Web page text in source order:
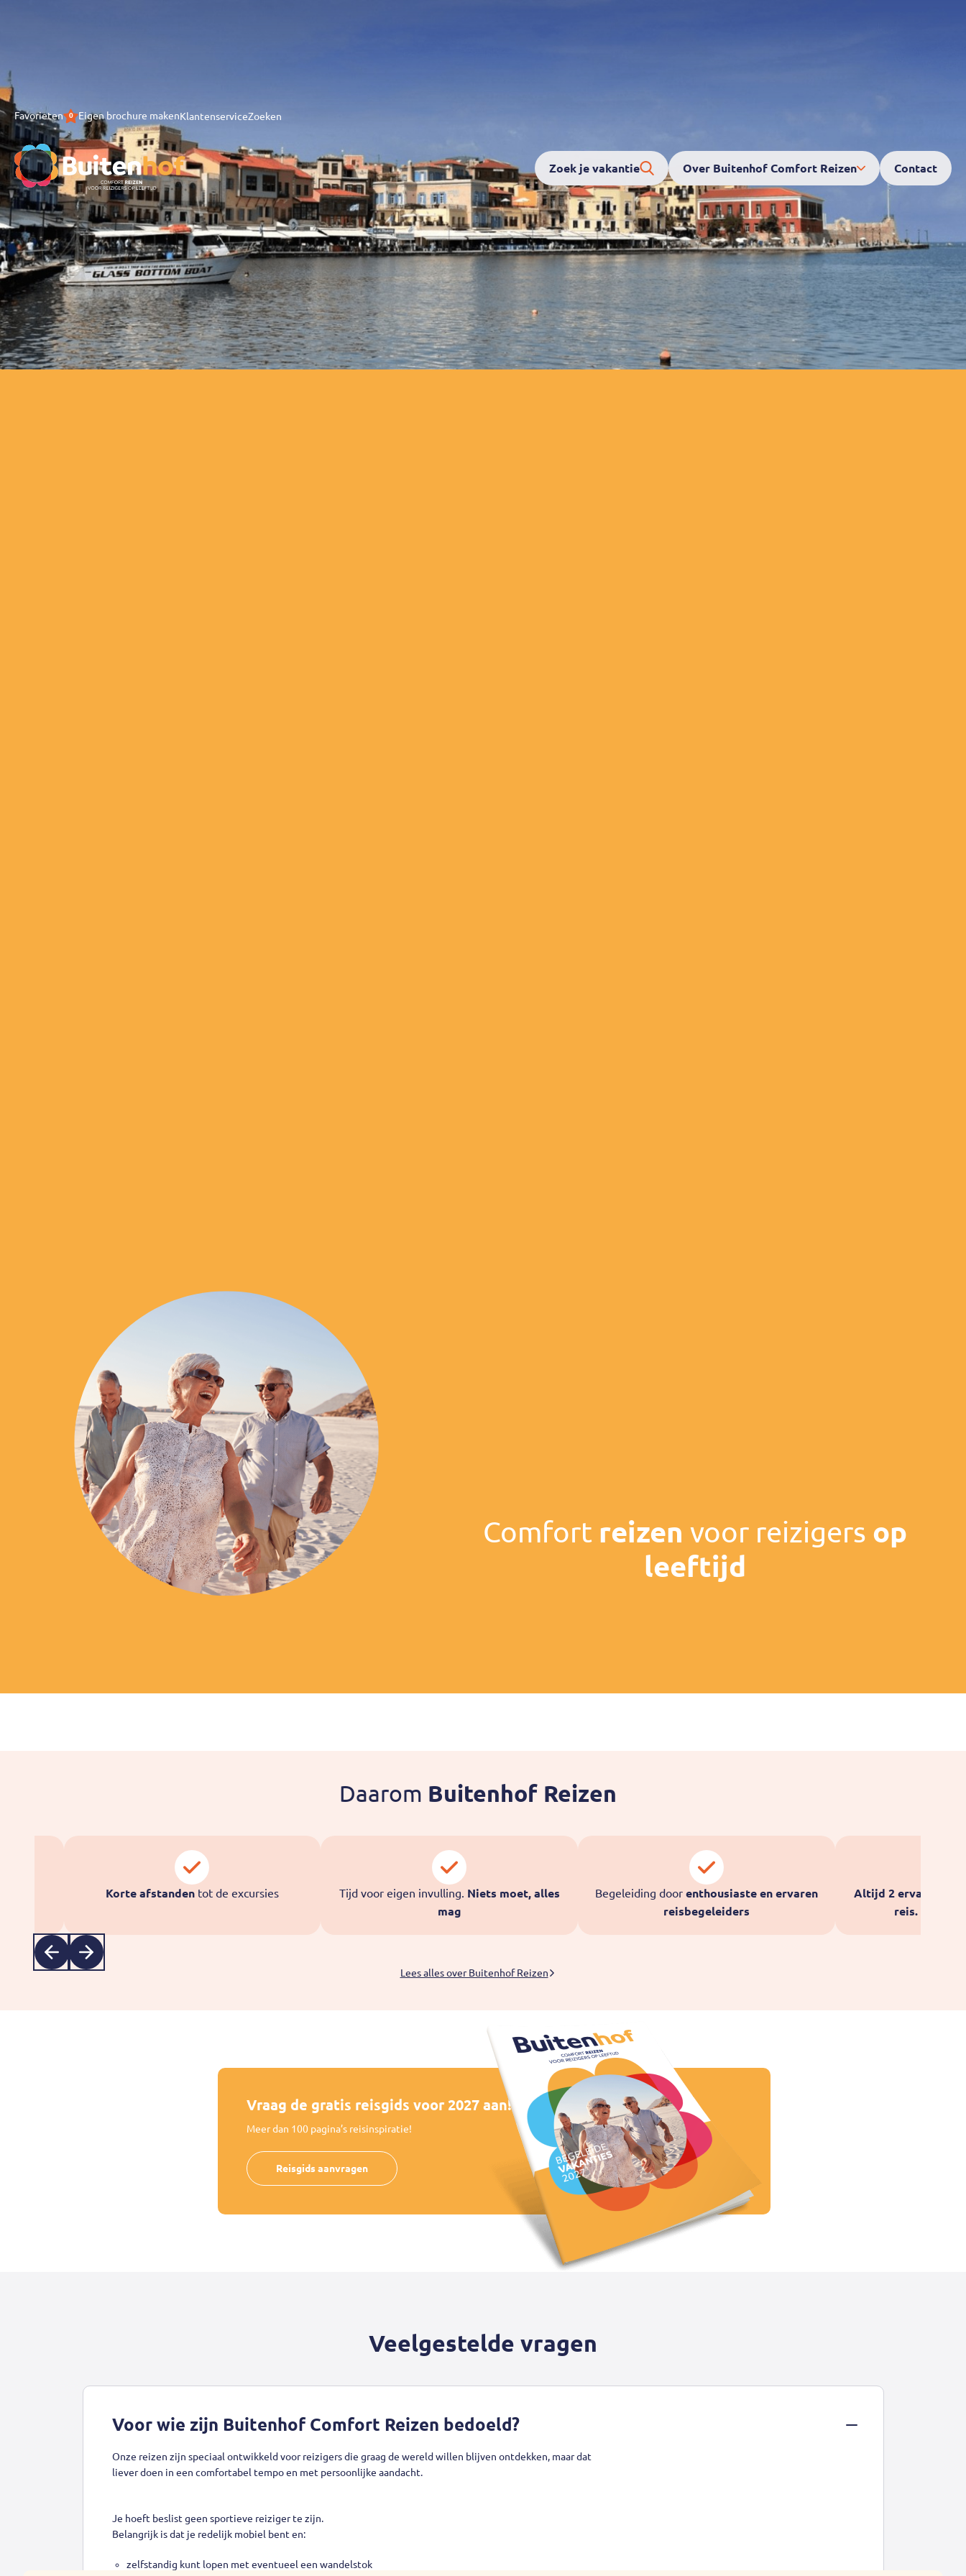
Favorieten 0 Eigen brochure makenKlantenserviceZoeken
Home Zoek je vakantie Over Buitenhof Comfort Reizen Contact
Comfort reizen voor reizigers op
leeftijd
Daarom Buitenhof Reizen
Korte afstandentot de excursies Tijd voor eigen invulling. Niets moet, alles
mag
Begeleiding door enthousiaste en ervaren
reisbegeleiders
Altijd 2 ervaren
reis.
Vorige
Volgende
Lees alles over Buitenhof Reizen
Vraag de gratis reisgids voor 2027 aan!
Meer dan 100 pagina’s reisinspiratie!
Reisgids aanvragen
Veelgestelde vragen
Voor wie zijn Buitenhof Comfort Reizen bedoeld?
Onze reizen zijn speciaal ontwikkeld voor reizigers die graag de wereld willen blijven ontdekken, maar dat
liever doen in een comfortabel tempo en met persoonlijke aandacht.
Je hoeft beslist geen sportieve reiziger te zijn.
Belangrijk is dat je redelijk mobiel bent en:
zelfstandig kunt lopen met eventueel een wandelstok